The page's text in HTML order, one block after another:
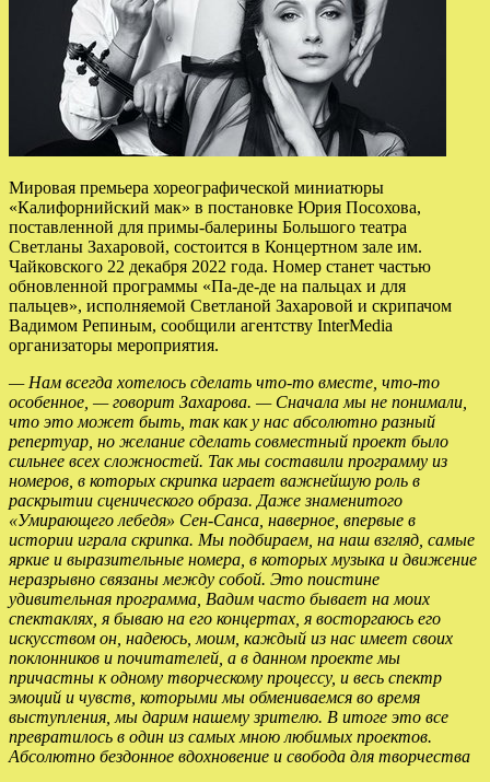
Мировая премьера хореографической миниатюры
«Калифорнийский мак» в постановке Юрия Посохова,
поставленной для примы-балерины Большого театра
Светланы Захаровой, состоится в Концертном зале им.
Чайковского 22 декабря 2022 года. Номер станет частью
обновленной программы «Па-де-де на пальцах и для
пальцев», исполняемой Светланой Захаровой и скрипачом
Вадимом Репиным, сообщили агентству InterMedia
организаторы мероприятия.
— Нам всегда хотелось сделать что-то вместе, что-то
особенное, — говорит Захарова. — Сначала мы не понимали,
что это может быть, так как у нас абсолютно разный
репертуар, но желание сделать совместный проект было
сильнее всех сложностей. Так мы составили программу из
номеров, в которых скрипка играет важнейшую роль в
раскрытии сценического образа. Даже знаменитого
«Умирающего лебедя» Сен-Санса, наверное, впервые в
истории играла скрипка. Мы подбираем, на наш взгляд, самые
яркие и выразительные номера, в которых музыка и движение
неразрывно связаны между собой. Это поистине
удивительная программа, Вадим часто бывает на моих
спектаклях, я бываю на его концертах, я восторгаюсь его
искусством он, надеюсь, моим, каждый из нас имеет своих
поклонников и почитателей, а в данном проекте мы
причастны к одному творческому процессу, и весь спектр
эмоций и чувств, которыми мы обмениваемся во время
выступления, мы дарим нашему зрителю. В итоге это все
превратилось в один из самых мною любимых проектов.
Абсолютно бездонное вдохновение и свобода для творчества